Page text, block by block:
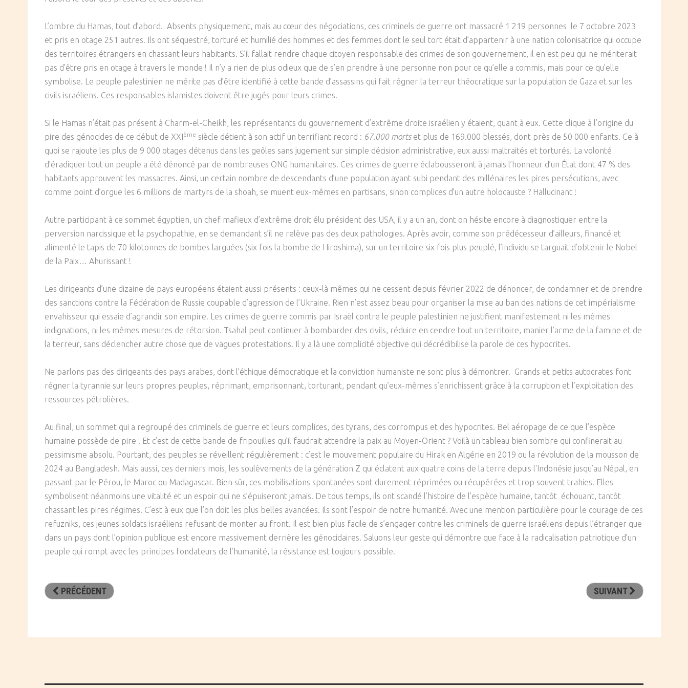
Agression Sexuelle
Délinquance
Banlieue
Accueil – Placement
Psychiatrie
Psychologie
Sexualité
Sociologie
Économie / Emploi
Justice
Politique
Religion
CULTURE
Romans / Médias
L’ombre du Hamas, tout d’abord. Absents physiquement, mais au cœur des négociations, ces criminels de guerre ont massacré 1 219 personnes le 7 octobre 2023
et pris en otage 251 autres. Ils ont séquestré, torturé et humilié des hommes et des femmes dont le seul tort était d’appartenir à une nation colonisatrice qui occupe
des territoires étrangers en chassant leurs habitants. S’il fallait rendre chaque citoyen responsable des crimes de son gouvernement, il en est peu qui ne mériterait
pas d’être pris en otage à travers le monde ! Il n’y a rien de plus odieux que de s’en prendre à une personne non pour ce qu’elle a commis, mais pour ce qu’elle
symbolise. Le peuple palestinien ne mérite pas d’être identifié à cette bande d’assassins qui fait régner la terreur théocratique sur la population de Gaza et sur les
civils israéliens. Ces responsables islamistes doivent être jugés pour leurs crimes.
Si le Hamas n’était pas présent à Charm-el-Cheikh, les représentants du gouvernement d’extrême droite israélien y étaient, quant à eux. Cette clique à l’origine du
pire des génocides de ce début de XXI ème siècle détient à son actif un terrifiant record : 67.000 mortset plus de 169.000 blessés, dont près de 50 000 enfants. Ce à
quoi se rajoute les plus de 9 000 otages détenus dans les geôles sans jugement sur simple décision administrative, eux aussi maltraités et torturés. La volonté
d’éradiquer tout un peuple a été dénoncé par de nombreuses ONG humanitaires. Ces crimes de guerre éclabousseront à jamais l’honneur d’un État dont 47 % des
habitants approuvent les massacres. Ainsi, un certain nombre de descendants d’une population ayant subi pendant des millénaires les pires persécutions, avec
comme point d’orgue les 6 millions de martyrs de la shoah, se muent eux-mêmes en partisans, sinon complices d’un autre holocauste ? Hallucinant !
Autre participant à ce sommet égyptien, un chef mafieux d’extrême droit élu président des USA, il y a un an, dont on hésite encore à diagnostiquer entre la
perversion narcissique et la psychopathie, en se demandant s’il ne relève pas des deux pathologies. Après avoir, comme son prédécesseur d’ailleurs, financé et
alimenté le tapis de 70 kilotonnes de bombes larguées (six fois la bombe de Hiroshima), sur un territoire six fois plus peuplé, l’individu se targuait d’obtenir le Nobel
de la Paix… Ahurissant !
Les dirigeants d’une dizaine de pays européens étaient aussi présents : ceux-là mêmes qui ne cessent depuis février 2022 de dénoncer, de condamner et de prendre
des sanctions contre la Fédération de Russie coupable d’agression de l’Ukraine. Rien n’est assez beau pour organiser la mise au ban des nations de cet impérialisme
envahisseur qui essaie d’agrandir son empire. Les crimes de guerre commis par Israël contre le peuple palestinien ne justifient manifestement ni les mêmes
indignations, ni les mêmes mesures de rétorsion. Tsahal peut continuer à bombarder des civils, réduire en cendre tout un territoire, manier l’arme de la famine et de
la terreur, sans déclencher autre chose que de vagues protestations. Il y a là une complicité objective qui décrédibilise la parole de ces hypocrites.
Ne parlons pas des dirigeants des pays arabes, dont l’éthique démocratique et la conviction humaniste ne sont plus à démontrer. Grands et petits autocrates font
régner la tyrannie sur leurs propres peuples, réprimant, emprisonnant, torturant, pendant qu’eux-mêmes s’enrichissent grâce à la corruption et l’exploitation des
ressources pétrolières.
Au final, un sommet qui a regroupé des criminels de guerre et leurs complices, des tyrans, des corrompus et des hypocrites. Bel aéropage de ce que l’espèce
humaine possède de pire ! Et c’est de cette bande de fripouilles qu’il faudrait attendre la paix au Moyen-Orient ? Voilà un tableau bien sombre qui confinerait au
pessimisme absolu. Pourtant, des peuples se réveillent régulièrement : c’est le mouvement populaire du Hirak en Algérie en 2019 ou la révolution de la mousson de
2024 au Bangladesh. Mais aussi, ces derniers mois, les soulèvements de la génération Z qui éclatent aux quatre coins de la terre depuis l'Indonésie jusqu’au Népal, en
passant par le Pérou, le Maroc ou Madagascar. Bien sûr, ces mobilisations spontanées sont durement réprimées ou récupérées et trop souvent trahies. Elles
symbolisent néanmoins une vitalité et un espoir qui ne s’épuiseront jamais. De tous temps, ils ont scandé l’histoire de l’espèce humaine, tantôt échouant, tantôt
chassant les pires régimes. C’est à eux que l’on doit les plus belles avancées. Ils sont l’espoir de notre humanité. Avec une mention particulière pour le courage de ces
refuzniks, ces jeunes soldats israéliens refusant de monter au front. Il est bien plus facile de s’engager contre les criminels de guerre israéliens depuis l’étranger que
dans un pays dont l’opinion publique est encore massivement derrière les génocidaires. Saluons leur geste qui démontre que face à la radicalisation patriotique d’un
peuple qui rompt avec les principes fondateurs de l’humanité, la résistance est toujours possible.
PRÉCÉDENT SUIVANT